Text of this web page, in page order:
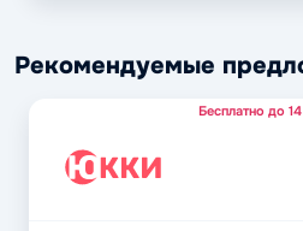
Рекомендуемые
Бесплатно до